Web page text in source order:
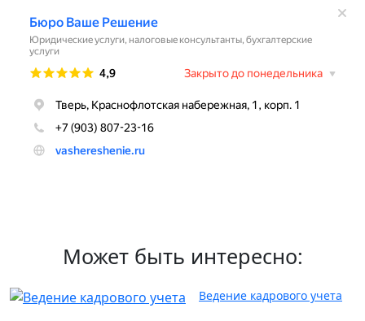
Может быть интересно:
Ведение кадрового учета